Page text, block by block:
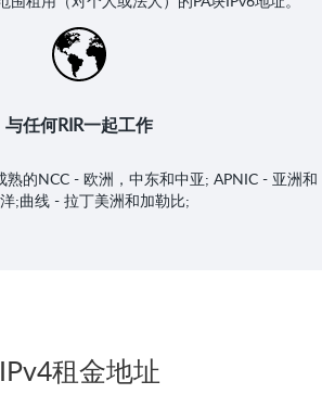
与任何RIR一起工作
的NCC - 欧洲，中东和中亚; APNIC - 亚洲和
;曲线 - 拉丁美洲和加勒比;
IPv4租金地址